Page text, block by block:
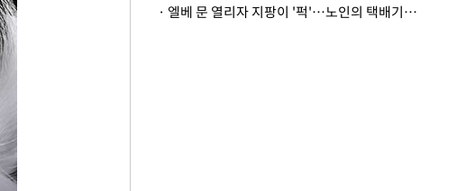
· 엘베 문 열리자 지팡이 '퍽'…노인의 택배기사 폭행 이유